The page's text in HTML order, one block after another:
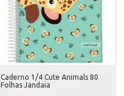
Caderno 1/4 Cute Animals 80
Folhas Jandaia